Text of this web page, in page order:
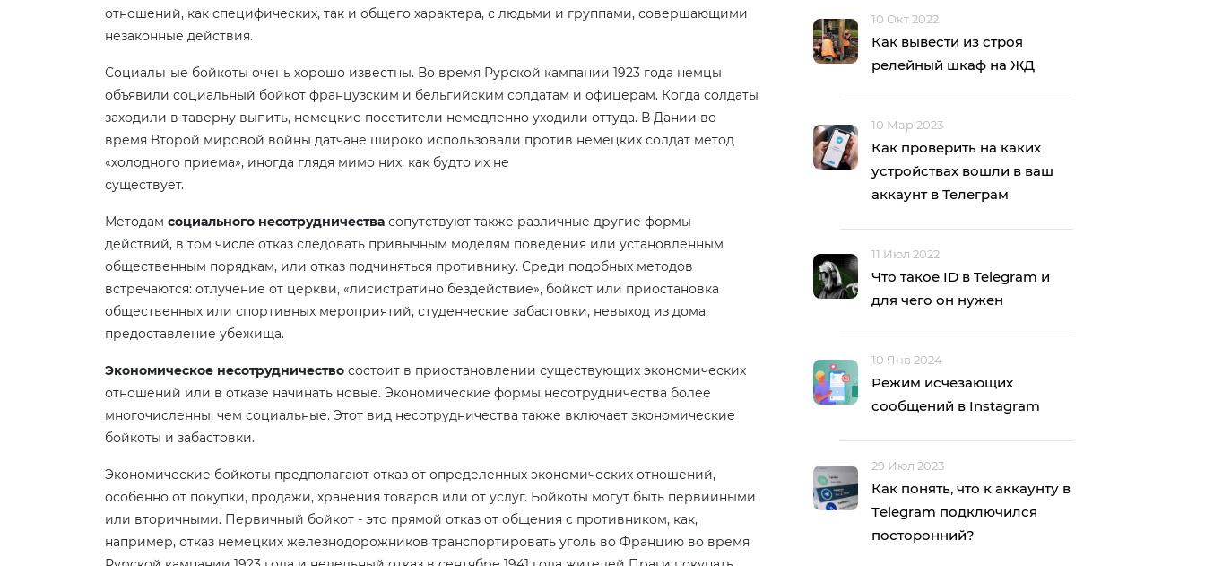
отношений, как специфических, так и общего характера, с людьми и группами, совершающими
незаконные действия.
Социальные бойкоты очень хорошо известны. Во время Рурской кампании 1923 года немцы
объявили социальный бойкот французским и бельгийским солдатам и офицерам. Когда солдаты
заходили в таверну выпить, немецкие посетители немедленно уходили оттуда. В Дании во
время Второй мировой войны датчане широко использовали против немецких солдат метод
«холодного приема», иногда глядя мимо них, как будто их не
существует.
Методам социального несотрудничества сопутствуют также различные другие формы
действий, в том числе отказ следовать привычным моделям поведения или установленным
общественным порядкам, или отказ подчиняться противнику. Среди подобных методов
встречаются: отлучение от церкви, «лисистратино бездействие», бойкот или приостановка
общественных или спортивных мероприятий, студенческие забастовки, невыход из дома,
предоставление убежища.
Экономическое несотрудничество состоит в приостановлении существующих экономических
отношений или в отказе начинать новые. Экономические формы несотрудничества более
многочисленны, чем социальные. Этот вид несотрудничества также включает экономические
бойкоты и забастовки.
Экономические бойкоты предполагают отказ от определенных экономических отношений,
особенно от покупки, продажи, хранения товаров или от услуг. Бойкоты могут быть первииными
или вторичными. Первичный бойкот - это прямой отказ от общения с противником, как,
например, отказ немецких железнодорожников транспортировать уголь во Францию во время
10 Окт 2022
Как вывести из строя
релейный шкаф на ЖД
10 Мар 2023
Как проверить на каких
устройствах вошли в ваш
аккаунт в Телеграм
11 Июл 2022
Что такое ID в Telegram и
для чего он нужен
10 Янв 2024
Режим исчезающих
сообщений в Instagram
29 Июл 2023
Как понять, что к аккаунту в
Тelegram подключился
посторонний?